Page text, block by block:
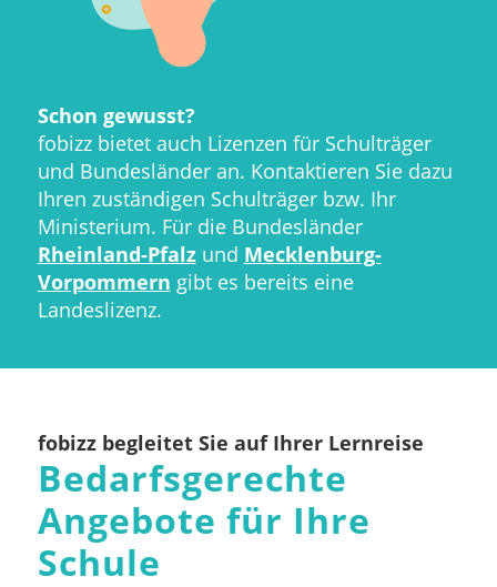
Schon gewusst?
fobizz bietet auch Lizenzen für Schulträger
und Bundesländer an. Kontaktieren Sie dazu
Ihren zuständigen Schulträger bzw. Ihr
Ministerium. Für die Bundesländer
Rheinland-Pfalzund Mecklenburg-
Vorpommern gibt es bereits eine
Landeslizenz.
fobizz begleitet Sie auf Ihrer Lernreise
Bedarfsgerechte
Angebote für Ihre
Schule